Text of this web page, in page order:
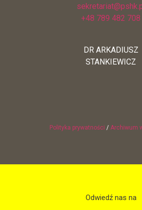
+48 789 482 708
DR ARKADIUSZ
STANKIEWICZ
Polityka prywatności / Archiwum
Odwiedź nas na